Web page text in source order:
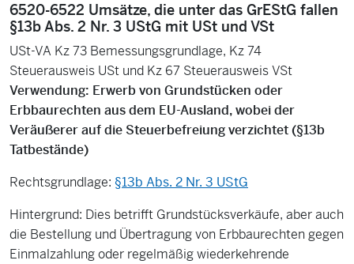
6520-6522 Umsätze, die unter das GrEStG fallen
§13b Abs. 2 Nr. 3 UStG mit USt und VSt
USt-VA Kz 73 Bemessungsgrundlage, Kz 74
Steuerausweis USt und Kz 67 Steuerausweis VSt
Verwendung: Erwerb von Grundstücken oder
Erbbaurechten aus dem EU-Ausland, wobei der
Veräußerer auf die Steuerbefreiung verzichtet (§13b
Tatbestände)
Rechtsgrundlage: §13b Abs. 2 Nr. 3 UStG
Hintergrund: Dies betrifft Grundstücksverkäufe, aber auch
die Bestellung und Übertragung von Erbbaurechten gegen
Einmalzahlung oder regelmäßig wiederkehrende